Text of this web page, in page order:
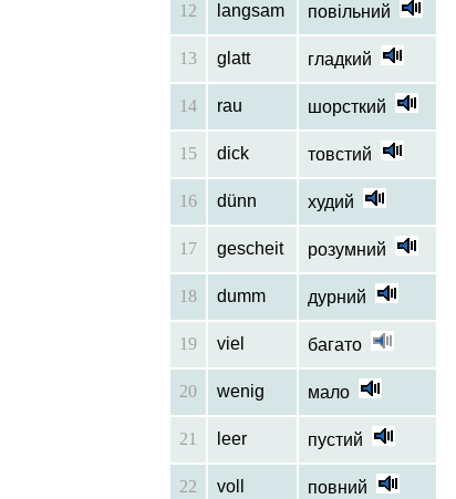
12 langsam повільний
13 glatt гладкий
14 rau шорсткий
15 dick товстий
16 dünn худий
17 gescheit розумний
18 dumm дурний
19 viel багато
20 wenig мало
21 leer пустий
22 voll повний